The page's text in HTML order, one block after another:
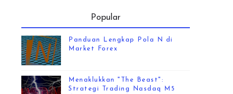
Popular
Panduan Lengkap Pola N di
Market Forex
Menaklukkan "The Beast":
Strategi Trading Nasdaq M5